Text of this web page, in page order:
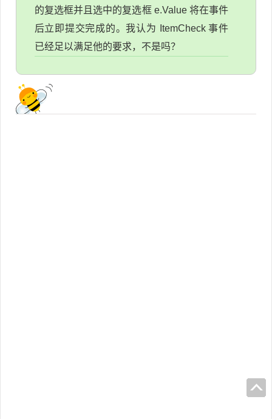
的复选框并且选中的复选框 e.Value 将在事件
后立即提交完成的。我认为 ItemCheck 事件
已经足以满足他的要求，不是吗？